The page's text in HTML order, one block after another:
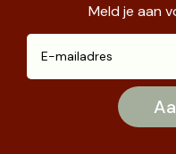
Meld je aan